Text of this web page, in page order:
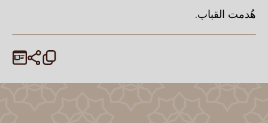
هُدمت القباب.